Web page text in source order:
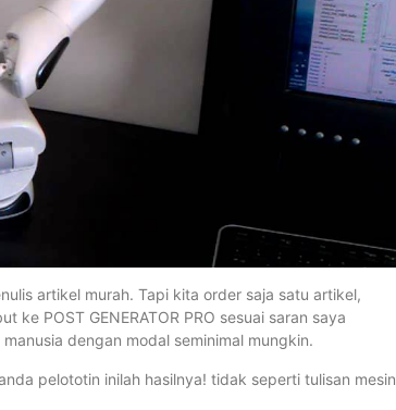
artikel murah. Tapi kita order saja satu artikel,
POST GENERATOR PRO sesuai saran saya
dengan modal seminimal mungkin.
pelototin inilah hasilnya! tidak seperti tulisan mesin